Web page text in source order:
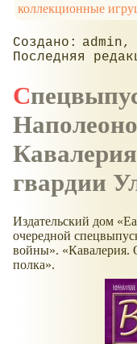
коллекционные
admin
Спецвыпуск
гвардии
Издательский дом
очередной
войны». «Кавалерия.
полка».